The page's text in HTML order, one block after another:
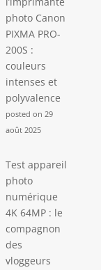
photo Canon
PIXMA PRO-
200S :
couleurs
intenses et
polyvalence
posted on 29
août 2025
Test appareil
photo
numérique
4K 64MP : le
compagnon
des
vloggeurs